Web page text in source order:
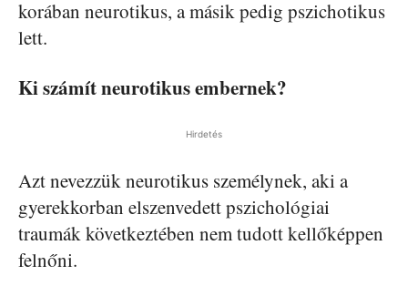
korában neurotikus, a másik pedig pszichotikus
lett.
Ki számít neurotikus embernek?
Hirdetés
Azt nevezzük neurotikus személynek, aki a
gyerekkorban elszenvedett pszichológiai
traumák következtében nem tudott kellőképpen
felnőni.